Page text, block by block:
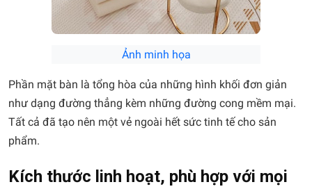
Ảnh minh họa
Phần mặt bàn là tổng hòa của những hình khối đơn giản
như dạng đường thẳng kèm những đường cong mềm mại.
Tất cả đã tạo nên một vẻ ngoài hết sức tinh tế cho sản
phẩm.
Kích thước linh hoạt, phù hợp với mọi